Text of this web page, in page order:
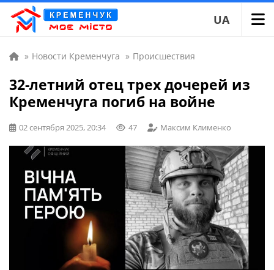
UA
» Новости Кременчуга » Происшествия
32-летний отец трех дочерей из
Кременчуга погиб на войне
02 сентября 2025, 20:34 47 Максим Клименко